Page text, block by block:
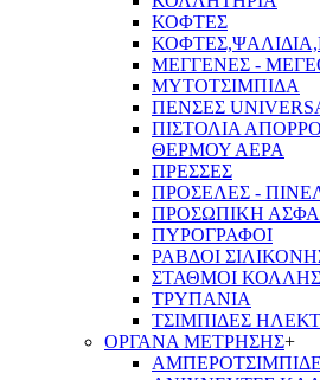
ΚΟΦΤΕΣ
ΜΕΓΓΕΝΕΣ -
ΜΥΤΟΤΣΙΜΠΙΔΑ
ΠΕΝΣΕΣ
ΠΙΣΤΟΛΙΑ
ΘΕΡΜΟΥ ΑΕΡΑ
ΠΡΕΣΣΕΣ
ΠΡΟΣΕΛΕΣ -
ΠΡΟΣΩΠΙΚΗ
ΠΥΡΟΓΡΑΦΟΙ
ΡΑΒΔΟΙ
ΣΤΑΘΜΟΙ
ΤΡΥΠΑΝΙΑ
ΤΣΙΜΠΙΔΕΣ
ΟΡΓΑΝΑ ΜΕΤΡΗΣΗΣ+